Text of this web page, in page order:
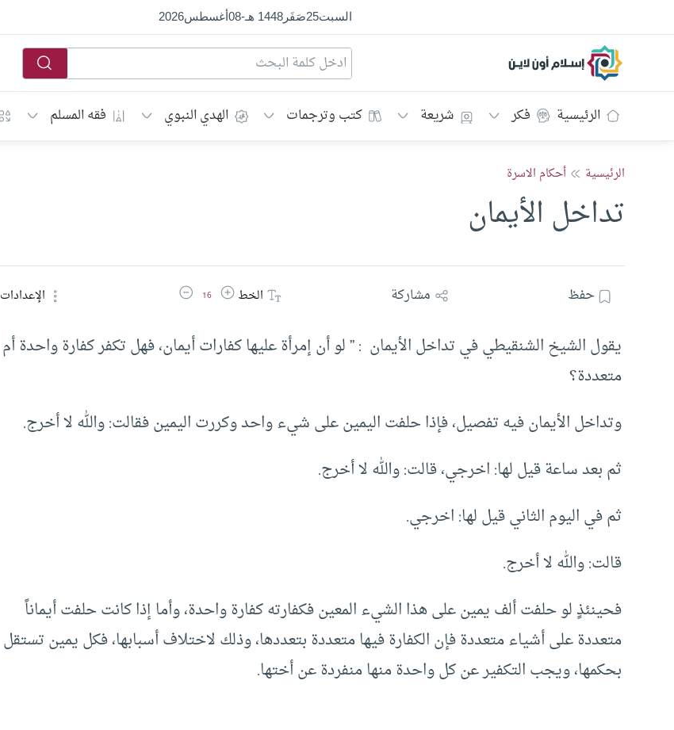
السبت25صَفَر1448 هـ -
08أغسطس2026
إسلام أون لاين
الرئيسية فكر شريعة كتب وترجمات الهدي النبوي فقه المسلم
الرئيسية أحكام الاسرة
تداخل الأيمان
حفظ مشاركة الخطزيادة حجم الخط
16 تقليل حجم الخط الإعدادات
يقول الشيخ الشنقيطي في تداخل الأيمان : ” لو أن إمرأة عليها كفارات أيمان، فهل تكفر كفارة واحدة أم
متعددة؟
وتداخل الأيمان فيه تفصيل، فإذا حلفت اليمين على شيء واحد وكررت اليمين فقالت: والله لا أخرج.
ثم بعد ساعة قيل لها: اخرجي، قالت: والله لا أخرج.
ثم في اليوم الثاني قيل لها: اخرجي.
قالت: والله لا أخرج.
فحينئذٍ لو حلفت ألف يمين على هذا الشيء المعين فكفارته كفارة واحدة، وأما إذا كانت حلفت أيماناً
متعددة على أشياء متعددة فإن الكفارة فيها متعددة بتعددها، وذلك لاختلاف أسبابها، فكل يمين تستقل
بحكمها، ويجب التكفير عن كل واحدة منها منفردة عن أختها.